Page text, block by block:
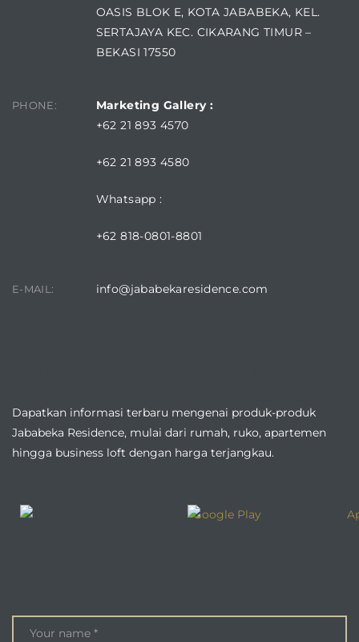
OASIS BLOK E, KOTA JABABEKA, KEL.
SERTAJAYA KEC. CIKARANG TIMUR –
BEKASI 17550
PHONE:
Marketing Gallery :
+62 21 893 4570
+62 21 893 4580
Whatsapp :
+62 818-0801-8801
E-MAIL: info@jababekaresidence.com
Dapatkan informasi terbaru mengenai produk-produk
Jababeka Residence, mulai dari rumah, ruko, apartemen
hingga business loft dengan harga terjangkau.